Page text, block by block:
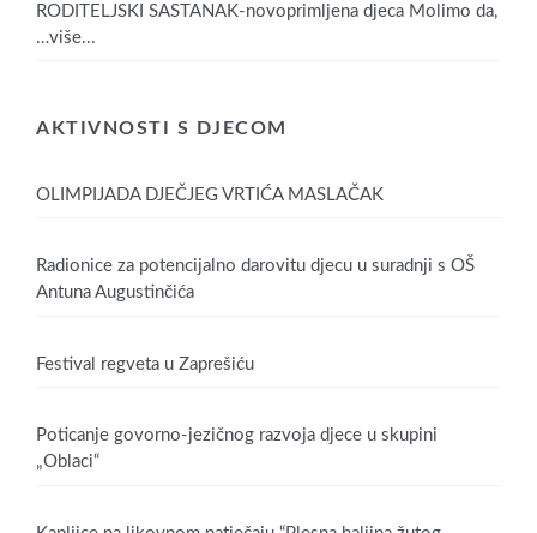
RODITELJSKI SASTANAK-novoprimljena djeca Molimo da,
…više...
AKTIVNOSTI S DJECOM
OLIMPIJADA DJEČJEG VRTIĆA MASLAČAK
Radionice za potencijalno darovitu djecu u suradnji s OŠ
Antuna Augustinčića
Festival regveta u Zaprešiću
Poticanje govorno-jezičnog razvoja djece u skupini
„Oblaci“